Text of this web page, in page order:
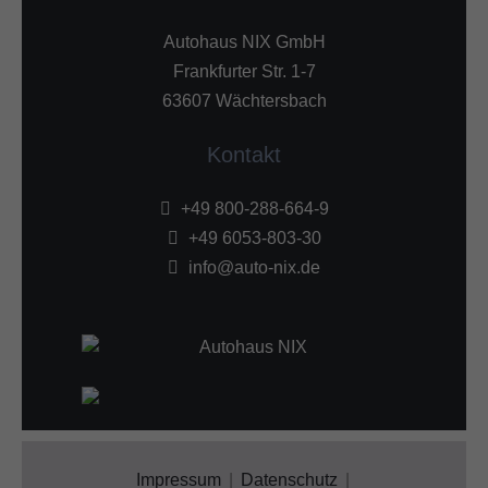
Autohaus NIX GmbH
Frankfurter Str. 1-7
63607 Wächtersbach
Kontakt
+49 800-288-664-9
+49 6053-803-30
info@auto-nix.de
Impressum Datenschutz